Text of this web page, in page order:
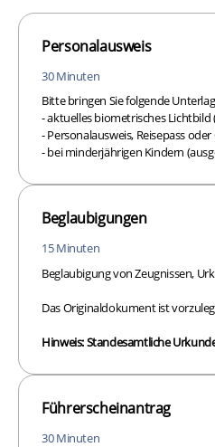
Personalausweis
30 Minuten
Bitte bringen Sie folgende
- aktuelles biometrisches Lichtbild
- Personalausweis, Reisepass
- bei minderjährigen Kindern
Beglaubigungen
15 Minuten
Beglaubigung von Zeugnissen,
Das Originaldokument ist
Hinweis: Standesamtliche
Führerscheinantrag
30 Minuten